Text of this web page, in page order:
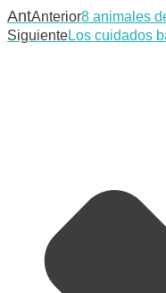
AntAnterior8 animales
SiguienteLos cuidados